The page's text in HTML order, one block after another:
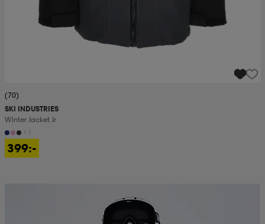
(70)
SKI INDUSTRIES
Winter Jacket Jr
399:-